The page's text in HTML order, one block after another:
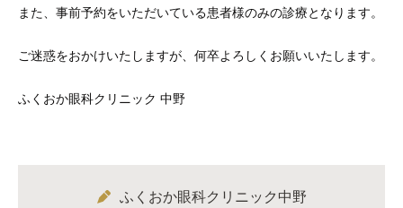
また、事前予約をいただいている患者様のみの診療となります。
ご迷惑をおかけいたしますが、何卒よろしくお願いいたします。
ふくおか眼科クリニック 中野
ふくおか眼科クリニック中野